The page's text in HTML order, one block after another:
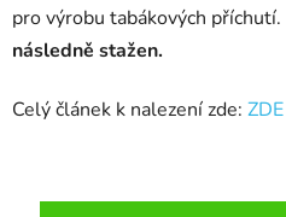
pro výrobu tabákových příchutí.
následně stažen.
Celý článek k nalezení zde: ZDE